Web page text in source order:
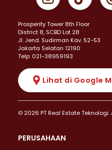
Prosperity Tower 8th Floor
District 8, SCBD Lot 28
JI. Jend. Sudirman Kav. 52-53
Jakarta Selatan 12190
Telp: 021-38959193
Lihat di Google
© 2026 PT Real Estate
PERUSAHAAN